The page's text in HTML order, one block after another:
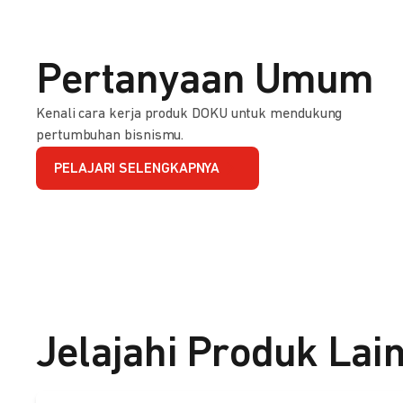
Pertanyaan Umum
Kenali cara kerja produk DOKU untuk mendukung
pertumbuhan bisnismu.
PELAJARI SELENGKAPNYA
Jelajahi Produk